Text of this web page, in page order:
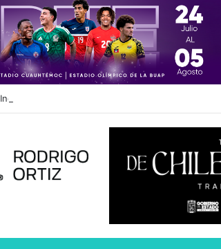
Industria automotriz: globalización sin libre comercio